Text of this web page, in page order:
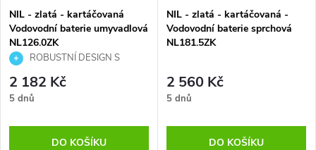
NIL - zlatá - kartáčovaná
Vodovodní baterie umyvadlová
NL126.0ZK
ROBUSTNÍ DESIGN S
EFEKTNÍM RAMÍNKEM
2 182 Kč
5 dnů
DO KOŠÍKU
NIL - zlatá - kartáčovaná -
Vodovodní baterie sprchová
NL181.5ZK
2 560 Kč
5 dnů
DO KOŠÍKU